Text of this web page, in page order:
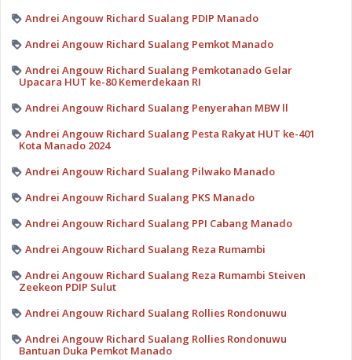
Andrei Angouw Richard Sualang PDIP Manado
Andrei Angouw Richard Sualang Pemkot Manado
Andrei Angouw Richard Sualang Pemkotanado Gelar
Upacara HUT ke-80 Kemerdekaan RI
Andrei Angouw Richard Sualang Penyerahan MBW ll
Andrei Angouw Richard Sualang Pesta Rakyat HUT ke-401
Kota Manado 2024
Andrei Angouw Richard Sualang Pilwako Manado
Andrei Angouw Richard Sualang PKS Manado
Andrei Angouw Richard Sualang PPI Cabang Manado
Andrei Angouw Richard Sualang Reza Rumambi
Andrei Angouw Richard Sualang Reza Rumambi Steiven
Zeekeon PDIP Sulut
Andrei Angouw Richard Sualang Rollies Rondonuwu
Andrei Angouw Richard Sualang Rollies Rondonuwu
Bantuan Duka Pemkot Manado